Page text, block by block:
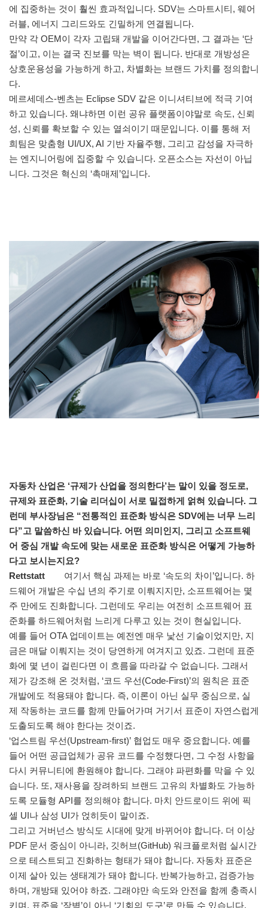
에 집중하는 것이 훨씬 효과적입니다. SDV는 스마트시티, 웨어
러블, 에너지 그리드와도 긴밀하게 연결됩니다.
만약 각 OEM이 각자 고립돼 개발을 이어간다면, 그 결과는 ‘단
절’이고, 이는 결국 진보를 막는 벽이 됩니다. 반대로 개방성은
상호운용성을 가능하게 하고, 차별화는 브랜드 가치를 정의합니
다.
메르세데스-벤츠는 Eclipse SDV 같은 이니셔티브에 적극 기여
하고 있습니다. 왜냐하면 이런 공유 플랫폼이야말로 속도, 신뢰
성, 신뢰를 확보할 수 있는 열쇠이기 때문입니다. 이를 통해 저
희팀은 맞춤형 UI/UX, AI 기반 자율주행, 그리고 감성을 자극하
는 엔지니어링에 집중할 수 있습니다. 오픈소스는 자선이 아닙
니다. 그것은 혁신의 ‘촉매제’입니다.
자동차 산업은 ‘규제가 산업을 정의한다’는 말이 있을 정도로,
규제와 표준화, 기술 리더십이 서로 밀접하게 얽혀 있습니다. 그
런데 부사장님은 “전통적인 표준화 방식은 SDV에는 너무 느리
다”고 말씀하신 바 있습니다. 어떤 의미인지, 그리고 소프트웨
어 중심 개발 속도에 맞는 새로운 표준화 방식은 어떻게 가능하
다고 보시는지요?
Rettstatt
여기서 핵심 과제는 바로 ‘속도의 차이’입니다. 하
드웨어 개발은 수십 년의 주기로 이뤄지지만, 소프트웨어는 몇
주 만에도 진화합니다. 그런데도 우리는 여전히 소프트웨어 표
준화를 하드웨어처럼 느리게 다루고 있는 것이 현실입니다.
예를 들어 OTA 업데이트는 예전엔 매우 낯선 기술이었지만, 지
금은 매달 이뤄지는 것이 당연하게 여겨지고 있죠. 그런데 표준
화에 몇 년이 걸린다면 이 흐름을 따라갈 수 없습니다. 그래서
제가 강조해 온 것처럼, ‘코드 우선(Code-First)’의 원칙은 표준
개발에도 적용돼야 합니다. 즉, 이론이 아닌 실무 중심으로, 실
제 작동하는 코드를 함께 만들어가며 거기서 표준이 자연스럽게
도출되도록 해야 한다는 것이죠.
‘업스트림 우선(Upstream-first)’ 협업도 매우 중요합니다. 예를
들어 어떤 공급업체가 공유 코드를 수정했다면, 그 수정 사항을
다시 커뮤니티에 환원해야 합니다. 그래야 파편화를 막을 수 있
습니다. 또, 재사용을 장려하되 브랜드 고유의 차별화도 가능하
도록 모듈형 API를 정의해야 합니다. 마치 안드로이드 위에 픽
셀 UI나 삼성 UI가 얹히듯이 말이죠.
그리고 거버넌스 방식도 시대에 맞게 바뀌어야 합니다. 더 이상
PDF 문서 중심이 아니라, 깃허브(GitHub) 워크플로처럼 실시간
으로 테스트되고 진화하는 형태가 돼야 합니다. 자동차 표준은
이제 살아 있는 생태계가 돼야 합니다. 반복가능하고, 검증가능
하며, 개방돼 있어야 하죠. 그래야만 속도와 안전을 함께 충족시
키며, 표준을 ‘장벽’이 아닌 ‘기회의 도구’로 만들 수 있습니다.